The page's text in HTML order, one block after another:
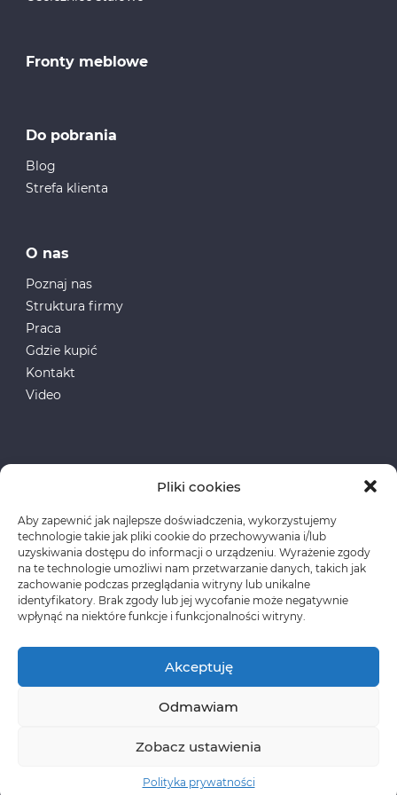
Pliki cookies
Aby zapewnić jak najlepsze doświadczenia, wykorzystujemy
technologie takie jak pliki cookie do przechowywania i/lub
uzyskiwania dostępu do informacji o urządzeniu. Wyrażenie zgody
na te technologie umożliwi nam przetwarzanie danych, takich jak
zachowanie podczas przeglądania witryny lub unikalne
identyfikatory. Brak zgody lub jej wycofanie może negatywnie
wpłynąć na niektóre funkcje i funkcjonalności witryny.
Akceptuję
Odmawiam
Zobacz ustawienia
Polityka prywatności
Fronty meblowe
Do pobrania
Blog
Strefa klienta
O nas
Poznaj nas
Struktura firmy
Praca
Gdzie kupić
Kontakt
Video
Fundusze Europejskie
Polityka prywatności
Copyright © CLASSEN Korzystanie z materiałów
umowy licencyjnej.